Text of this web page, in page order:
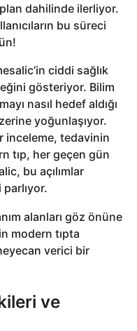
dahilinde ilerliyor.
bu süreci
ciddi sağlık
gösteriyor. Bilim
nasıl hedef aldığı
yoğunlaşıyor.
inceleme, tedavinin
tıp, her geçen gün
bu açılımlar
parlıyor.
alanları göz önüne
modern tıpta
verici bir
ve